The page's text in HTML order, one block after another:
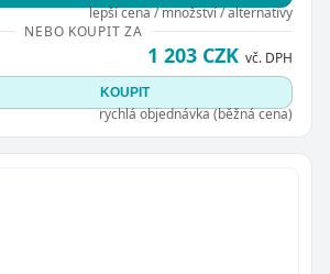
lepší cena / množství / alternativy
NEBO KOUPIT ZA
1 203 CZK vč. DPH
KOUPIT
rychlá objednávka (běžná cena)